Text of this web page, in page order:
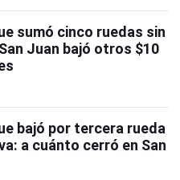
sumó cinco ruedas sin
Juan bajó otros $10
bajó por tercera rueda
a cuánto cerró en San